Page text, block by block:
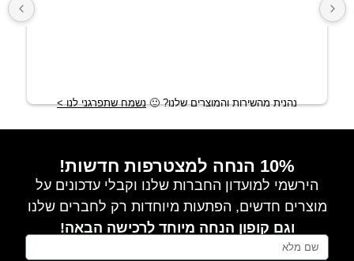
נהנית מהשירות והמוצרים שלנו?🙂 נשמח שתפרגני לנו >
10% הנחה למצטרפות חדשות!
הירשמי למועדון החברות שלנו וקבלי עדכונים על
מוצרים חדשים, הפתעות מיוחדות רק לחברים שלנו
וגם קופון הנחה מיוחד לרכישה הבאה!